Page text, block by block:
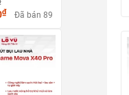
₫ Đã bán 89